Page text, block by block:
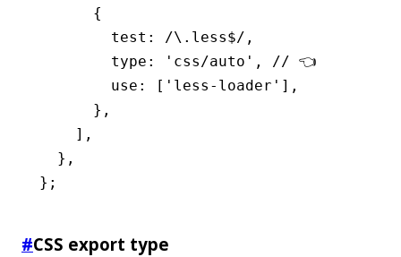
      {
        test
: /\.less$/ ,
        type
: 'css/auto' ,
// 👈
        use
: [ 'less-loader' ] ,
      }
,
    ]
,
  }
,
};
#CSS export type